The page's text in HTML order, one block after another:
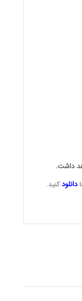
داشت.
دانلودکنید.